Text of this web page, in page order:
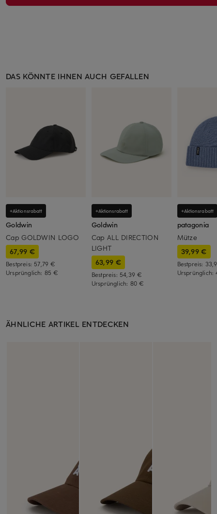
DAS KÖNNTE IHNEN AUCH GEFALLEN
+Aktionsrabatt
Goldwin
Cap GOLDWIN LOGO
67,99 €
Bestpreis: 57,79 €
Ursprünglich: 85 €
+Aktionsrabatt
Goldwin
Cap ALL DIRECTION
LIGHT
63,99 €
Bestpreis: 54,39 €
Ursprünglich: 80 €
+Aktionsrabatt
patagonia
Mütze
39,99 €
Bestpreis:
Ursprünglich:
ÄHNLICHE ARTIKEL ENTDECKEN